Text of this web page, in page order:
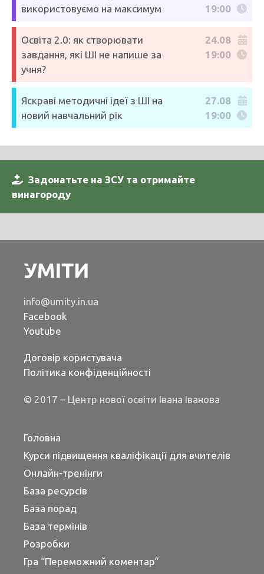
використовуємо на максимум
19:00
Освіта 2.0: як створювати
завдання, які ШІ не напише за
учня?
24.08
19:00
Яскраві методичні ідеї з ШІ на
новий навчальний рік
27.08
19:00
Задонатьте на ЗСУ та отримайте
винагороду
info@umity.in.ua
Facebook
Youtube
Договір користувача
Політика конфіденційності
© 2017 – Центр нової освіти Івана Іванова
Головна
Курси підвищення кваліфікації для вчителів
Онлайн-тренінги
База ресурсів
База порад
База термінів
Розробки
Гра “Переможний коментар”